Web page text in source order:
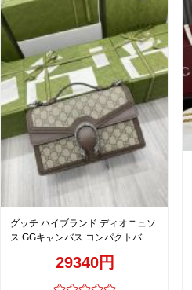
グッチ ハイブランド ディオニュソ
ス GGキャンバス コンパクトバッ
29340円